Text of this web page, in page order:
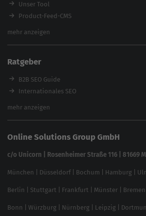
Unser Tool
Product-Feed-CMS
Website Analyse
Backlink-Check
Ladezeiten-Check
Brand Protection Tool
Website SEO Check
feed2content.ai
mehr anzeigen
Ratgeber
B2B SEO Guide
Internationales SEO
eCommerce SEO
In ChatGPT gefunden werden
Linkbuilding 2025
Local SEO
SEO für Online Shops
Brand Monitoring 2025
mehr anzeigen
Online Solutions Group GmbH
c/o Unicorn | Rosenheimer Straße 116 | 81669
München Düsseldorf| Bochum Hamburg
Berlin Stuttgart Frankfurt Münster Bremen
Bonn Würzburg Nürnberg Leipzig